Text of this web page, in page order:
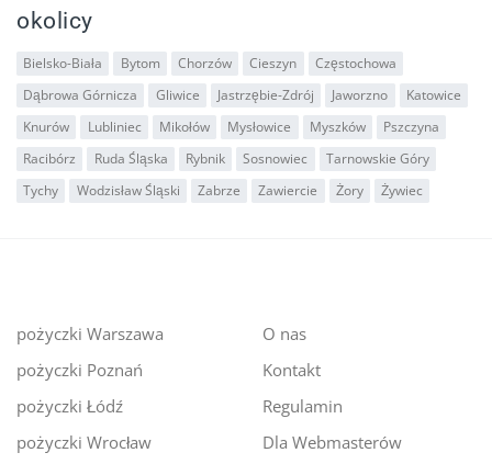
okolicy
Bielsko-Biała Bytom Chorzów Cieszyn
Częstochowa
Dąbrowa Górnicza
Gliwice Jastrzębie-Zdrój Jaworzno
Katowice
Knurów
Lubliniec Mikołów Mysłowice Myszków
Pszczyna
Racibórz
Ruda Śląska Rybnik Sosnowiec
Tarnowskie Góry
Tychy
Wodzisław Śląski Zabrze Zawiercie Żory Żywiec
pożyczki Warszawa
pożyczki Poznań
pożyczki Łódź
pożyczki Wrocław
O nas
Kontakt
Regulamin
Dla Webmasterów